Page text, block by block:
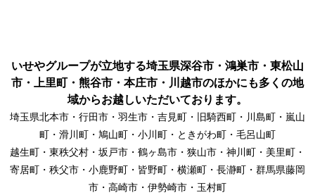
いせやグループが立地する埼玉県深谷市・鴻巣市・東松山
市・上里町・熊谷市・本庄市・川越市のほかにも多くの地
域からお越しいただいております。
埼玉県北本市・行田市・羽生市・吉見町・旧騎西町・川島町・嵐山
町・滑川町・鳩山町・小川町・ときがわ町・毛呂山町
越生町・東秩父村・坂戸市・鶴ヶ島市・狭山市・神川町・美里町・
寄居町・秩父市・小鹿野町・皆野町・横瀬町・長瀞町・群馬県藤岡
市・高崎市・伊勢崎市・玉村町